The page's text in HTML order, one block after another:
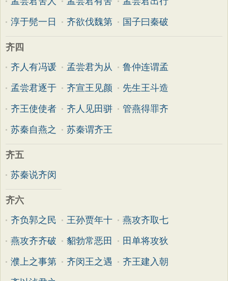
淳于髡一日 齐欲伐魏第 国子曰秦破
齐四
齐人有冯谖
孟尝君为从 鲁仲连谓孟
孟尝君逐于 齐宣王见颜 先生王斗造
齐王使使者 齐人见田骈 管燕得罪齐
苏秦自燕之 苏秦谓齐王
齐五
苏秦说齐闵
齐六
齐负郭之民
王孙贾年十 燕攻齐取七
燕攻齐齐破 貂勃常恶田 田单将攻狄
濮上之事第 齐闵王之遇 齐王建入朝